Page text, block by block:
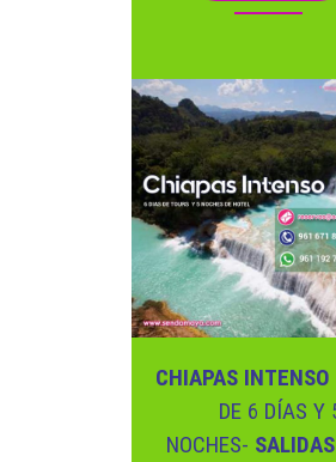
CHIAPAS INTENSO
DE 6 DÍAS Y
NOCHES-